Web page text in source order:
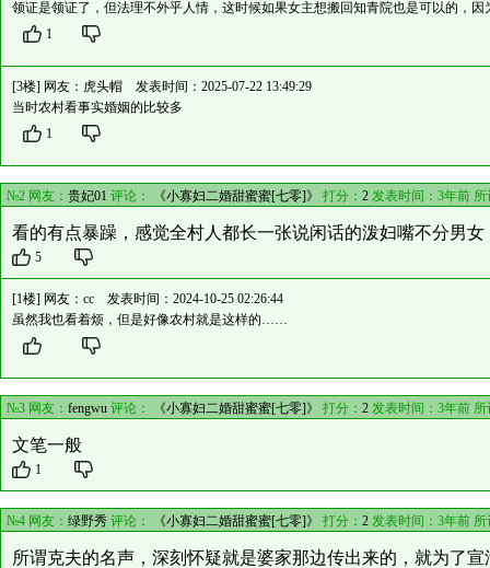
领证是领证了，但法理不外乎人情，这时候如果女主想搬回知青院也是可以的，
1
[3楼] 网友： 虎头帽 发表时间：2025-07-22 13:49:29
当时农村看事实婚姻的比较多
1
№2 网友： 贵妃01 评论： 《小寡妇二婚甜蜜蜜[七零]》 打分： 2 发表时间：3年前
看的有点暴躁，感觉全村人都长一张说闲话的泼妇嘴不分男女
5
[1楼] 网友： cc 发表时间：2024-10-25 02:26:44
虽然我也看着烦，但是好像农村就是这样的……
№3 网友： fengwu 评论： 《小寡妇二婚甜蜜蜜[七零]》 打分： 2 发表时间：3年前
文笔一般
1
№4 网友： 绿野秀 评论： 《小寡妇二婚甜蜜蜜[七零]》 打分： 2 发表时间：3年前
所谓克夫的名声，深刻怀疑就是婆家那边传出来的，就为了